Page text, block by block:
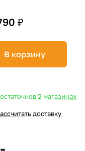
₽
В корзину
в 2 магазинах
доставку